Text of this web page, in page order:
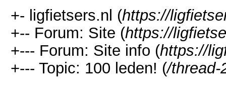
+- ligfietsers.nl (https://
+-- Forum: Site (https://
+--- Forum: Site info (https://
+--- Topic: 100 leden! (/thread-